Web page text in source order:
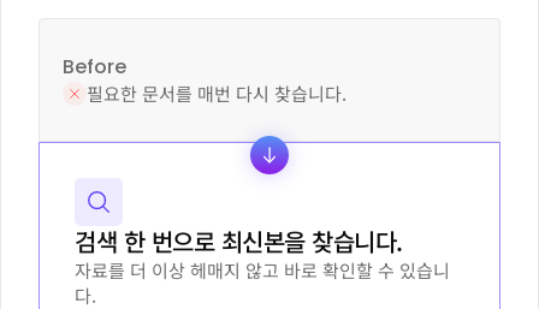
Before
필요한 문서를 매번 다시 찾습니다.
검색 한 번으로 최신본을 찾습니다.
자료를 더 이상 헤매지 않고 바로 확인할 수 있습니
다.